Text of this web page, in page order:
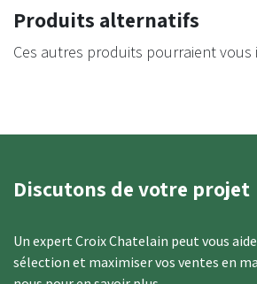
Produits alternatifs
Ces autres produits pourraient vous
Discutons de votre projet
​Un expert​​ Croix Chatelain peut vous
sélection et maximiser vos ventes en